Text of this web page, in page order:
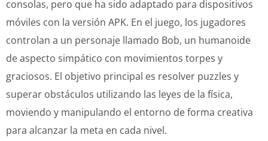
consolas, pero que ha sido adaptado para dispositivos
móviles con la versión APK. En el juego, los jugadores
controlan a un personaje llamado Bob, un humanoide
de aspecto simpático con movimientos torpes y
graciosos. El objetivo principal es resolver puzzles y
superar obstáculos utilizando las leyes de la física,
moviendo y manipulando el entorno de forma creativa
para alcanzar la meta en cada nivel.